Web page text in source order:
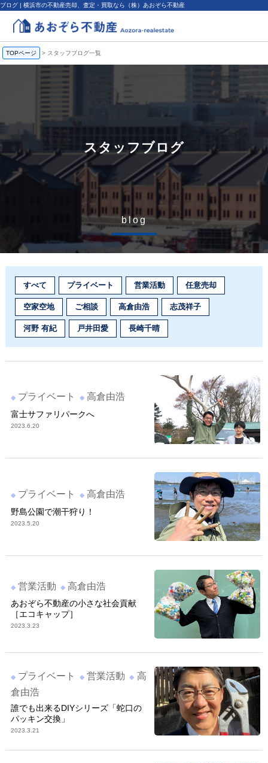
ブログ | 横浜市の不動産売却、査定・買取なら（株）あおぞら不動産
TOPページ > スタッフブログ一覧
スタッフブログ
blog
すべて プライベート 営業活動 任意売却
空家空地 ご相談 高倉由浩 志茂祥子
河野 有紀 戸井田愛 長崎千晴
プライベート 高倉由浩
富士サファリパークへ
2023.6.20
プライベート 高倉由浩
野島公園で潮干狩り！
2023.5.20
営業活動 高倉由浩
あおぞら不動産の小さな社会貢献
［エコキャップ］
2023.3.23
プライベート 営業活動
高
倉由浩
誰でも出来るDIYシリーズ「蛇口の
パッキン交換」
2023.3.21